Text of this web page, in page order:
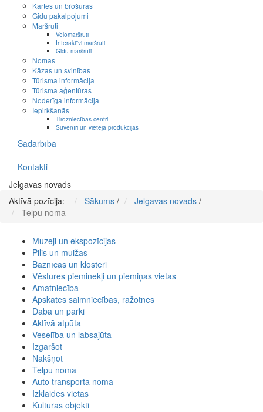
Kartes un brošūras
Gidu pakalpojumi
Maršruti
Velomaršruti
Interaktīvi maršruti
Gidu maršruti
Nomas
Kāzas un svinības
Tūrisma informācija
Tūrisma aģentūras
Noderīga informācija
Iepirkšanās
Tirdzniecības centri
Suvenīri un vietējā produkcijas
Sadarbība
Kontakti
Jelgavas novads
Aktīvā pozīcija:
Sākums / Jelgavas novads /
Telpu noma
Muzeji un ekspozīcijas
Pilis un muižas
Baznīcas un klosteri
Vēstures pieminekļi un piemiņas vietas
Amatniecība
Apskates saimniecības, ražotnes
Daba un parki
Aktīvā atpūta
Veselība un labsajūta
Izgaršot
Nakšņot
Telpu noma
Auto transporta noma
Izklaides vietas
Kultūras objekti